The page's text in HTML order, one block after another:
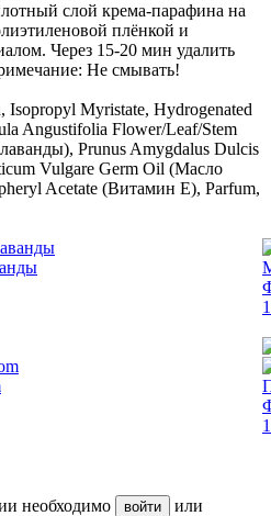
слой крема-парафина на
плёнкой и
Через 15-20 мин удалить
Не смывать!
Myristate, Hydrogenated
Angustifolia Flower/Leaf/Stem
Prunus Amygdalus Dulcis
Vulgare Germ Oil (Масло
Acetate (Витамин Е), Parfum,
необходимо
войти или